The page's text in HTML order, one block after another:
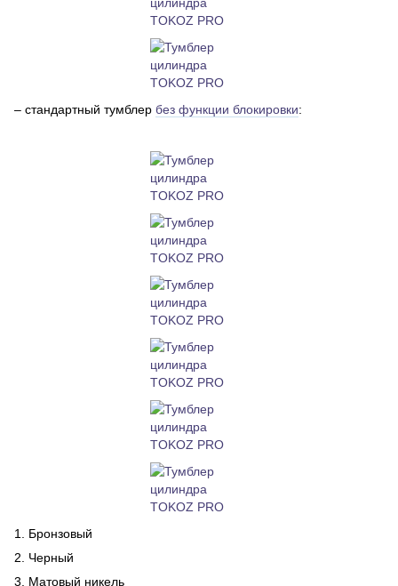
– стандартный тумблер без функции блокировки:
1. Бронзовый
2. Черный
3. Матовый никель